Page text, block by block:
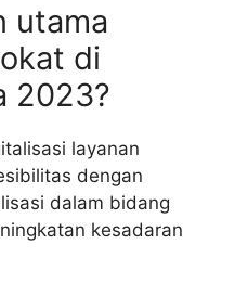
utama
di
2023?
layanan
dengan
dalam bidang
kesadaran